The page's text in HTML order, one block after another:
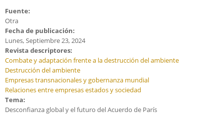
Fuente:
Otra
Fecha de publicación:
Lunes, Septiembre 23, 2024
Revista descriptores:
Combate y adaptación frente a la destrucción del ambiente
Destrucción del ambiente
Empresas transnacionales y gobernanza mundial
Relaciones entre empresas estados y sociedad
Tema:
Desconfianza global y el futuro del Acuerdo de París